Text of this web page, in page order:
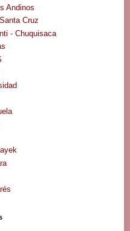
Andinos
Cruz
- Chuquisaca